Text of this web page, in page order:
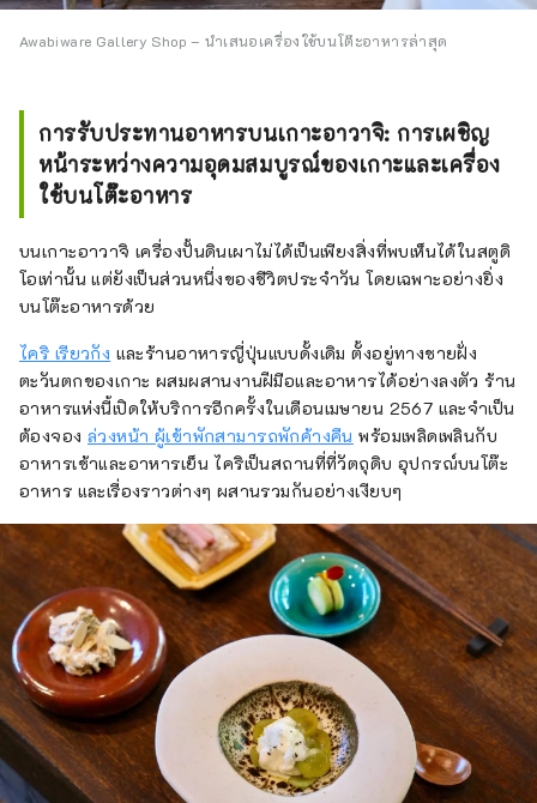
Awabiware Gallery Shop – นำเสนอเครื่องใช้บนโต๊ะอาหารล่าสุด
การรับประทานอาหารบนเกาะอาวาจิ: การเผชิญ
หน้าระหว่างความอุดมสมบูรณ์ของเกาะและเครื่อง
ใช้บนโต๊ะอาหาร
บนเกาะอาวาจิ เครื่องปั้นดินเผาไม่ได้เป็นเพียงสิ่งที่พบเห็นได้ในสตูดิ
โอเท่านั้น แต่ยังเป็นส่วนหนึ่งของชีวิตประจำวัน โดยเฉพาะอย่างยิ่ง
บนโต๊ะอาหารด้วย
ไคริ เรียวกัง และร้านอาหารญี่ปุ่นแบบดั้งเดิม ตั้งอยู่ทางชายฝั่ง
ตะวันตกของเกาะ ผสมผสานงานฝีมือและอาหารได้อย่างลงตัว ร้าน
อาหารแห่งนี้เปิดให้บริการอีกครั้งในเดือนเมษายน 2567 และจำเป็น
ต้องจอง ล่วงหน้า ผู้เข้าพักสามารถพักค้างคืน พร้อมเพลิดเพลินกับ
อาหารเช้าและอาหารเย็น ไคริเป็นสถานที่ที่วัตถุดิบ อุปกรณ์บนโต๊ะ
อาหาร และเรื่องราวต่างๆ ผสานรวมกันอย่างเงียบๆ